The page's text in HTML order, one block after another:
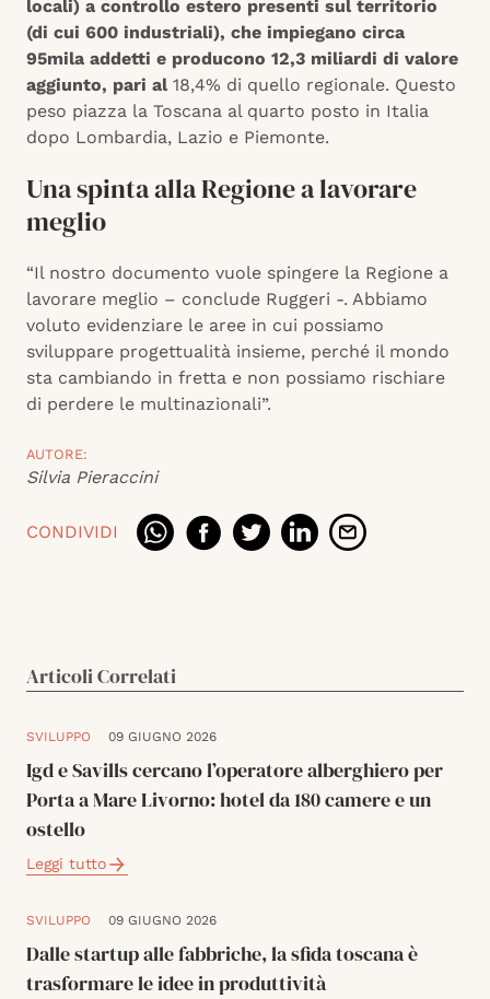
locali) a controllo estero presenti sul territorio
(di cui 600 industriali), che impiegano circa
95mila addetti e producono 12,3 miliardi di valore
aggiunto, pari al 18,4% di quello regionale. Questo
peso piazza la Toscana al quarto posto in Italia
dopo Lombardia, Lazio e Piemonte.
Una spinta alla Regione a lavorare
meglio
“Il nostro documento vuole spingere la Regione a
lavorare meglio – conclude Ruggeri -. Abbiamo
voluto evidenziare le aree in cui possiamo
sviluppare progettualità insieme, perché il mondo
sta cambiando in fretta e non possiamo rischiare
di perdere le multinazionali”.
AUTORE:
Silvia Pieraccini
CONDIVIDI
Articoli Correlati
SVILUPPO 09 GIUGNO 2026
Igd e Savills cercano l’operatore alberghiero per
Porta a Mare Livorno: hotel da 180 camere e un
ostello
Leggi tutto
SVILUPPO 09 GIUGNO 2026
Dalle startup alle fabbriche, la sfida toscana è
trasformare le idee in produttività